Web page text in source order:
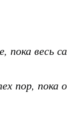
весь
пор, пока